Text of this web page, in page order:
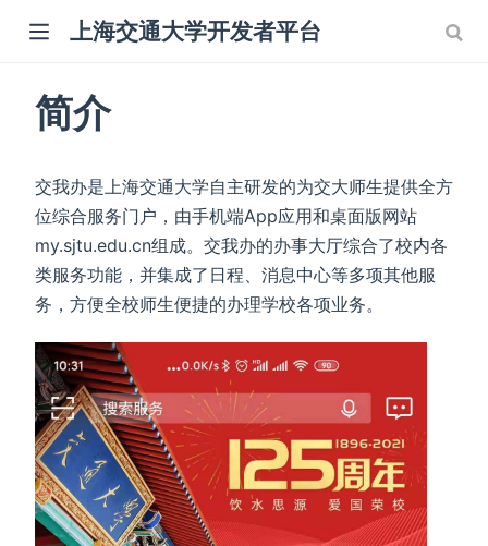
上海交通大学开发者平台
简介
交我办是上海交通大学自主研发的为交大师生提供全方
位综合服务门户，由手机端App应用和桌面版网站
my.sjtu.edu.cn组成。交我办的办事大厅综合了校内各
类服务功能，并集成了日程、消息中心等多项其他服
务，方便全校师生便捷的办理学校各项业务。